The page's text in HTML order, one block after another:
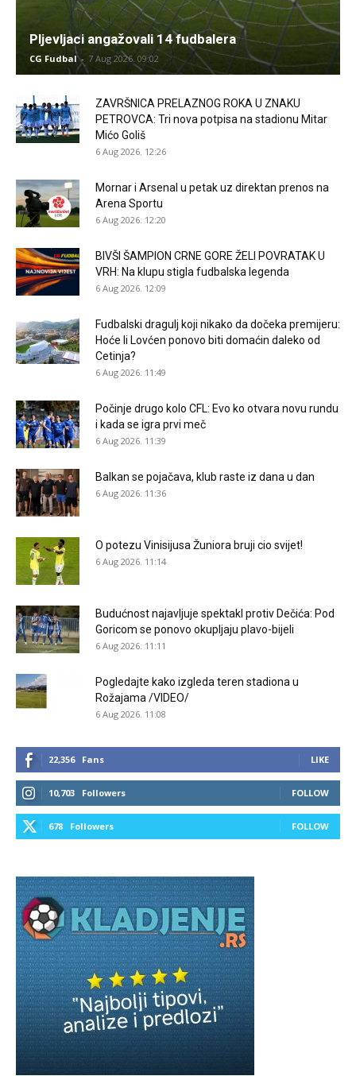
Pljevljaci angažovali 14 fudbalera
CG Fudbal - 7 Aug 2026. 09:02
ZAVRŠNICA PRELAZNOG ROKA U ZNAKU
PETROVCA: Tri nova potpisa na stadionu Mitar
Mićo Goliš
6 Aug 2026. 12:26
Mornar i Arsenal u petak uz direktan prenos na
Arena Sportu
6 Aug 2026. 12:20
BIVŠI ŠAMPION CRNE GORE ŽELI POVRATAK U
VRH: Na klupu stigla fudbalska legenda
6 Aug 2026. 12:09
Fudbalski dragulj koji nikako da dočeka premijeru:
Hoće li Lovćen ponovo biti domaćin daleko od
Cetinja?
6 Aug 2026. 11:49
Počinje drugo kolo CFL: Evo ko otvara novu rundu
i kada se igra prvi meč
6 Aug 2026. 11:39
Balkan se pojačava, klub raste iz dana u dan
6 Aug 2026. 11:36
O potezu Vinisijusa Žuniora bruji cio svijet!
6 Aug 2026. 11:14
Budućnost najavljuje spektakl protiv Dečića: Pod
Goricom se ponovo okupljaju plavo-bijeli
6 Aug 2026. 11:11
Pogledajte kako izgleda teren stadiona u
Rožajama /VIDEO/
6 Aug 2026. 11:08
22,356 Fans LIKE
10,703 Followers FOLLOW
678 Followers FOLLOW